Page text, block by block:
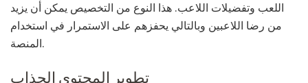
اللعب وتفضيلات اللاعب. هذا النوع من التخصيص يمكن أن يزيد
من رضا اللاعبين وبالتالي يحفزهم على الاستمرار في استخدام
المنصة.
تطوير المحتوى الجذاب